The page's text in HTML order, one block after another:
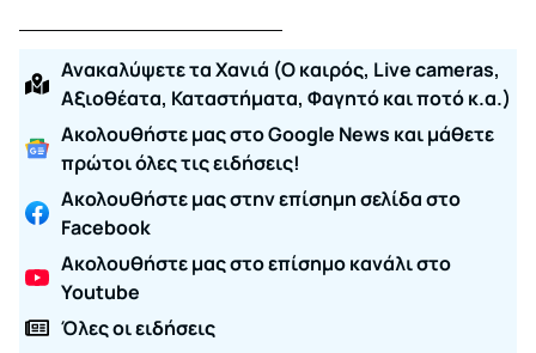
Ανακαλύψετε τα Χανιά (O καιρός, Live cameras,
Αξιοθέατα, Καταστήματα, Φαγητό και ποτό κ.α.)
Ακολουθήστε μας στο Google News και μάθετε
πρώτοι όλες τις ειδήσεις!
Ακολουθήστε μας στην επίσημη σελίδα στο
Facebook
Ακολουθήστε μας στο επίσημο κανάλι στο
Youtube
Όλες οι ειδήσεις